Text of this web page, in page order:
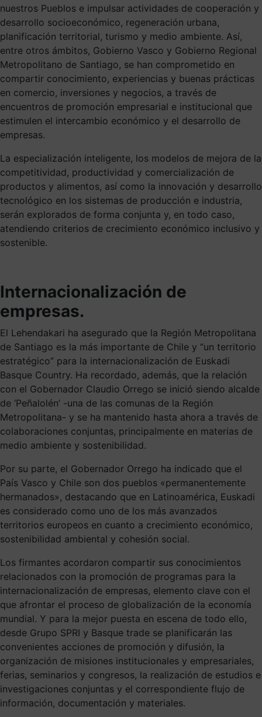
nuestros Pueblos e impulsar actividades de cooperación y
desarrollo socioeconómico, regeneración urbana,
planificación territorial, turismo y medio ambiente. Así,
entre otros ámbitos, Gobierno Vasco y Gobierno Regional
Metropolitano de Santiago, se han comprometido en
compartir conocimiento, experiencias y buenas prácticas
en comercio, inversiones y negocios, a través de
encuentros de promoción empresarial e institucional que
estimulen el intercambio económico y el desarrollo de
empresas.
La especialización inteligente, los modelos de mejora de la
competitividad, productividad y comercialización de
productos y alimentos, así como la innovación y desarrollo
tecnológico en los sistemas de producción e industria,
serán explorados de forma conjunta y, en todo caso,
atendiendo criterios de crecimiento económico inclusivo y
sostenible.
Internacionalización de
empresas.
El Lehendakari ha asegurado que la Región Metropolitana
de Santiago es la más importante de Chile y “un territorio
estratégico” para la internacionalización de Euskadi
Basque Country. Ha recordado, además, que la relación
con el Gobernador Claudio Orrego se inició siendo alcalde
de ‘Peñalolén’ -una de las comunas de la Región
Metropolitana- y se ha mantenido hasta ahora a través de
colaboraciones conjuntas, principalmente en materias de
medio ambiente y sostenibilidad.
Por su parte, el Gobernador Orrego ha indicado que el
País Vasco y Chile son dos pueblos «permanentemente
hermanados», destacando que en Latinoamérica, Euskadi
es considerado como uno de los más avanzados
territorios europeos en cuanto a crecimiento económico,
sostenibilidad ambiental y cohesión social.
Los firmantes acordaron compartir sus conocimientos
relacionados con la promoción de programas para la
internacionalización de empresas, elemento clave con el
que afrontar el proceso de globalización de la economía
mundial. Y para la mejor puesta en escena de todo ello,
desde Grupo SPRI y Basque trade se planificarán las
convenientes acciones de promoción y difusión, la
organización de misiones institucionales y empresariales,
ferias, seminarios y congresos, la realización de estudios e
investigaciones conjuntas y el correspondiente flujo de
información, documentación y materiales.